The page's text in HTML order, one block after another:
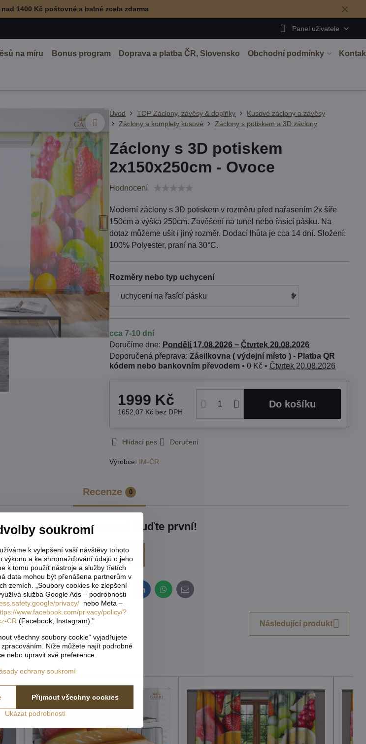
✕
1400 Kč poštovné a balné zcela zdarma
Panel uživatele
na míru Bonus program Doprava a platba ČR, Slovensko Obchodní podmínky
Úvod TOP Záclony, závěsy & doplňky
Kusové záclony a závěsy
Záclony a komplety kusové
Záclony s potiskem a 3D záclony
Záclony s 3D potiskem
2x150x250cm - Ovoce
Hodnocení
Moderní záclony s 3D potiskem v rozměru před nařasením 2x šíře
150cm a výška 250cm. Zavěšení na tunel nebo řasící pásku. Na
dotaz můžeme ušít i jiný rozměr. Dodací lhůta je cca 14 dní. Složení:
100% Polyester, praní na 30°C.
Rozměry nebo typ uchycení
cca 7-10 dní
Doručíme dne: Pondělí 17.08.2026 −Čtvrtek 20.08.2026
Zásilkovna ( výdejní místo ) - Platba QR
kódem nebo bankovním převodem •0 Kč • Čtvrtek 20.08.2026
1999 Kč
1652,07 Kč bez DPH
Do košíku
Hlídací pes Doručení
Výrobce: IM-ČR
Recenze 0
Zatím bez hodnocení. Buďte první!
Přidat recenzi
Facebook
TwitterBlueskyPinterestReddit LinkedInWhatsApp
E-
mail
Následující produkt
soukromí
k vylepšení vaší návštěvy tohoto
výkonu a ke shromažďování údajů o jeho
k tomu použít nástroje a služby třetích
data mohou být přenášena partnerům v
zemích. „Soubory cookies ke zlepšení
služba Google Ads – podrobnosti
privacy/nebo Meta –
www.facebook.com/privacy/policy/?
CR (Facebook, Instagram)."
všechny soubory cookie“ vyjadřujete
Níže můžete najít podrobné
nebo upravit své preference.
ochrany soukromí
Ukázat podrobnosti
Přijmout všechny cookies